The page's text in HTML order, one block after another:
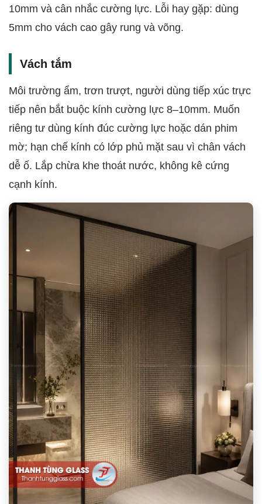
10mm và cân nhắc cường lực. Lỗi hay gặp: dùng
5mm cho vách cao gây rung và võng.
Vách tắm
Môi trường ẩm, trơn trượt, người dùng tiếp xúc trực
tiếp nên bắt buộc kính cường lực 8–10mm. Muốn
riêng tư dùng kính đúc cường lực hoặc dán phim
mờ; hạn chế kính có lớp phủ mặt sau vì chân vách
dễ ố. Lắp chừa khe thoát nước, không kê cứng
cạnh kính.